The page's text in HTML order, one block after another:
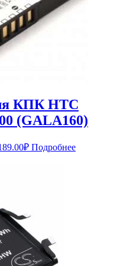
КПК HTC
(GALA160)
₽Текущая
цена:
Подробнее